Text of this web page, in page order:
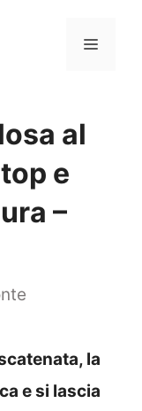
Menu
al
e
–
la
e si lascia